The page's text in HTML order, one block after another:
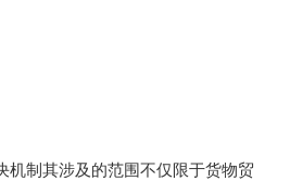
机制其涉及的范围不仅限于货物贸